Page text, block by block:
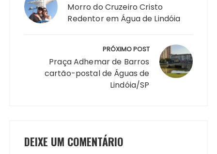
Post
Morro do Cruzeiro Cristo
Redentor em Água de Lindóia
PRÓXIMO POST
Praça Adhemar de Barros
cartão-postal de Águas de
Lindóia/SP
DEIXE UM COMENTÁRIO